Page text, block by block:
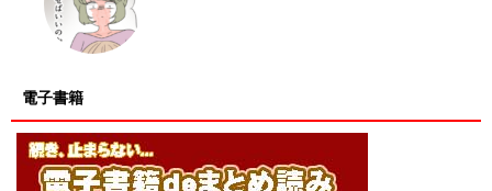
電子書籍